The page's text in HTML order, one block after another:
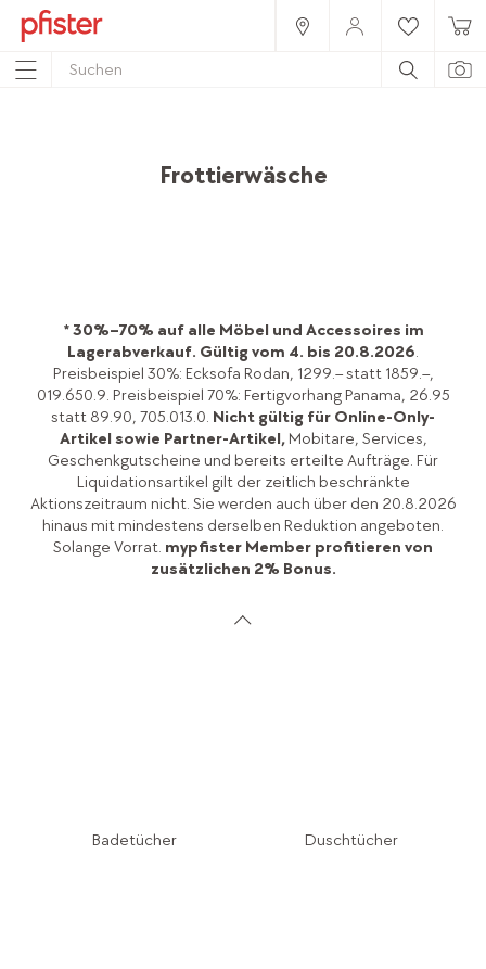
Frottierwäsche
* 30%–70% auf alle Möbel und Accessoires im
Lagerabverkauf. Gültig vom 4. bis 20.8.2026.
Preisbeispiel 30%: Ecksofa Rodan, 1299.– statt 1859.–,
019.650.9. Preisbeispiel 70%: Fertigvorhang Panama, 26.95
statt 89.90, 705.013.0. Nicht gültig für Online-Only-
Artikel sowie Partner-Artikel, Mobitare, Services,
Geschenkgutscheine und bereits erteilte Aufträge. Für
Liquidationsartikel gilt der zeitlich beschränkte
Aktionszeitraum nicht. Sie werden auch über den 20.8.2026
hinaus mit mindestens derselben Reduktion angeboten.
Solange Vorrat. mypfister Member profitieren von
zusätzlichen 2% Bonus.
Badetücher Duschtücher